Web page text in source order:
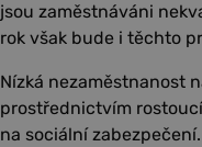
jsou zaměstnáváni
rok však bude i těchto
Nízká nezaměstnanost
prostřednictvím
na sociální